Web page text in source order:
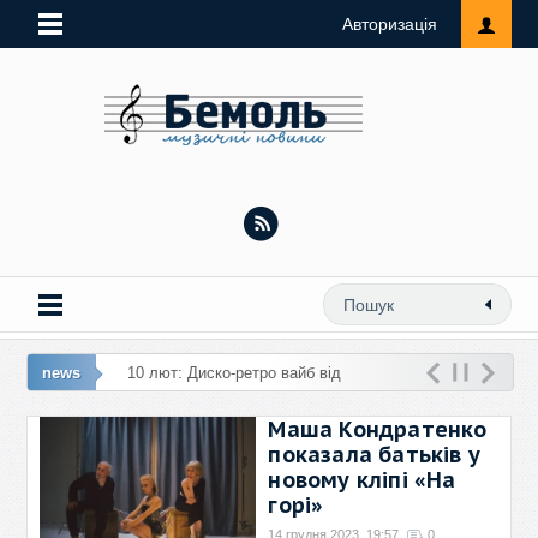
Авторизація
news 1
Маша Кондратенко
показала батьків у
новому кліпі «На
горі»
14 грудня 2023, 19:57 0